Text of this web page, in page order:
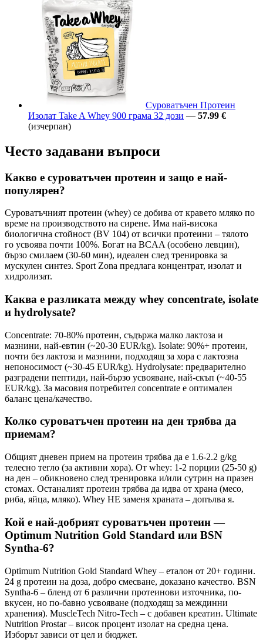
Суроватъчен Протеин
Изолат Take A Whey 900 грама 32 дози — 57.99 €
(изчерпан)
Често задавани въпроси
Какво е суроватъчен протеин и защо е най-
популярен?
Суроватъчният протеин (whey) се добива от кравето мляко по
време на производството на сирене. Има най-висока
биологична стойност (BV 104) от всички протеини – тялото
го усвоява почти 100%. Богат на BCAA (особено левцин),
бързо смилаем (30-60 мин), идеален след тренировка за
мускулен синтез. Sport Zona предлага концентрат, изолат и
хидролизат.
Каква е разликата между whey concentrate, isolate
и hydrolysate?
Concentrate: 70-80% протеин, съдържа малко лактоза и
мазнини, най-евтин (~20-30 EUR/kg). Isolate: 90%+ протеин,
почти без лактоза и мазнини, подходящ за хора с лактозна
непоносимост (~30-45 EUR/kg). Hydrolysate: предварително
разградени пептиди, най-бързо усвояване, най-скъп (~40-55
EUR/kg). За масовия потребител concentrate е оптимален
баланс цена/качество.
Колко суроватъчен протеин на ден трябва да
приемам?
Общият дневен прием на протеин трябва да е 1.6-2.2 g/kg
телесно тегло (за активни хора). От whey: 1-2 порции (25-50 g)
на ден – обикновено след тренировка и/или сутрин на празен
стомах. Останалият протеин трябва да идва от храна (месо,
риба, яйца, мляко). Whey НЕ заменя храната – допълва я.
Кой е най-добрият суроватъчен протеин —
Optimum Nutrition Gold Standard или BSN
Syntha-6?
Optimum Nutrition Gold Standard Whey – еталон от 20+ години.
24 g протеин на доза, добро смесване, доказано качество. BSN
Syntha-6 – бленд от 6 различни протеинови източника, по-
вкусен, но по-бавно усвояване (подходящ за междинни
хранения). MuscleTech Nitro-Tech – с добавен креатин. Ultimate
Nutrition Prostar – висок процент изолат на средна цена.
Изборът зависи от цел и бюджет.